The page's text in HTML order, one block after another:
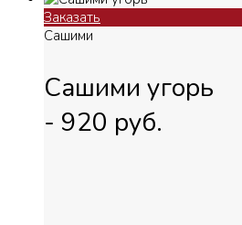
Заказать
Сашими
Сашими угорь
- 920 руб.